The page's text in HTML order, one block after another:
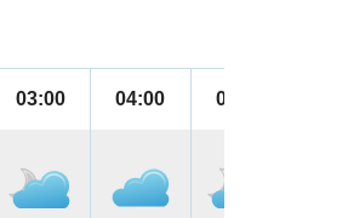
03:00 04:00 05:00